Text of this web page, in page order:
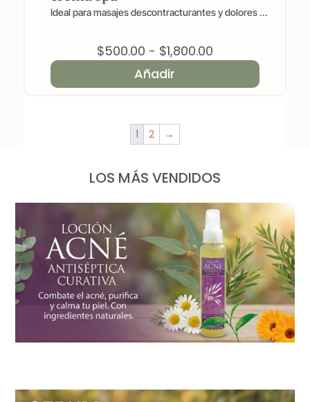
Ideal para masajes descontracturantes y dolores ...
$500.00 - $1,800.00Rango
precios:
Añadir
1 2 →
LOS MÁS VENDIDOS